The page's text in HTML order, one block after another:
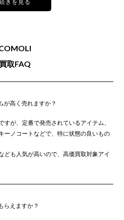
年8月買取
インドオル青山店でコモリ シルクネップ
ャージベスト P01-05003を買取致しまし
年8月買取
05016を買取致しました。
ています。
年着られる事も想定しており、ポケ
ン感度の高い方に愛され続けている
買取FAQ
が高く売れますか？
すが、定番で発売されているアイテム、
ーノコートなどで、特に状態の良いもの
ども人気が高いので、高価買取対象アイ
らえますか？